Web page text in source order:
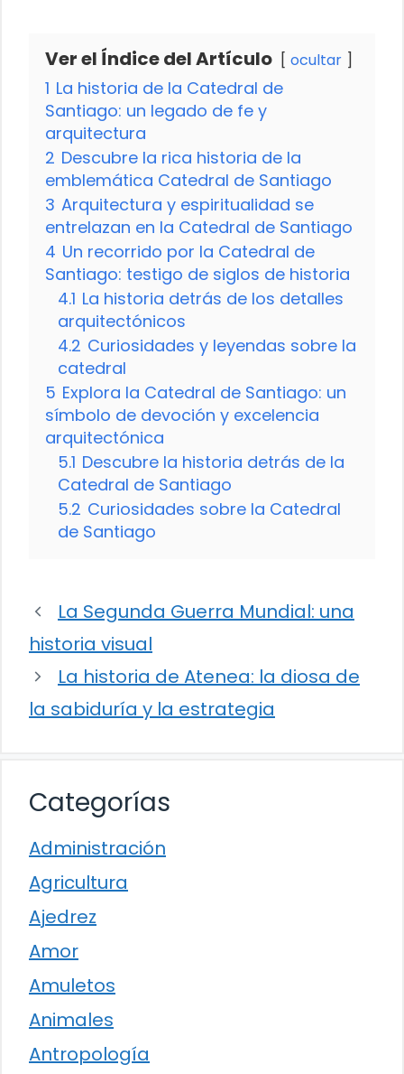
Ver el Índice del Artículo ocultar
1 La historia de la Catedral de
Santiago: un legado de fe y
arquitectura
2 Descubre la rica historia de la
emblemática Catedral de Santiago
3 Arquitectura y espiritualidad se
entrelazan en la Catedral de Santiago
4 Un recorrido por la Catedral de
Santiago: testigo de siglos de historia
4.1 La historia detrás de los detalles
arquitectónicos
4.2 Curiosidades y leyendas sobre la
catedral
5 Explora la Catedral de Santiago: un
símbolo de devoción y excelencia
arquitectónica
5.1 Descubre la historia detrás de la
Catedral de Santiago
5.2 Curiosidades sobre la Catedral
de Santiago
La Segunda Guerra Mundial: una
historia visual
La historia de Atenea: la diosa de
la sabiduría y la estrategia
Categorías
Administración
Agricultura
Ajedrez
Amor
Amuletos
Animales
Antropología